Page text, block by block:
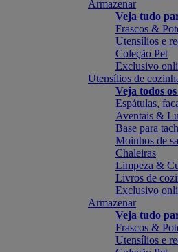
Armazenar
Veja tudo
Frascos &
Utensílios e
Coleção Pet
Exclusivo
Utensílios de
Veja todos
Espátulas,
Aventais &
Base para
Moinhos de
Chaleiras
Limpeza &
Livros de
Exclusivo
Armazenar
Veja tudo
Frascos &
Utensílios e